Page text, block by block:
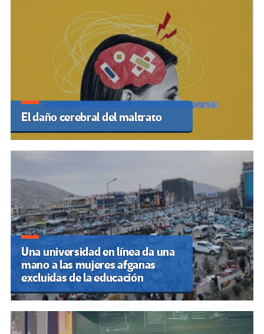
El daño cerebral del maltrato
Una universidad en línea da una
mano a las mujeres afganas
excluidas de la educación